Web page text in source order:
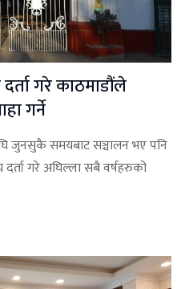
गरे काठमाडौंले
गर्ने
जुनसुकै समयबाट सञ्चालन भए पनि
गरे अघिल्ला सबै वर्षहरुको